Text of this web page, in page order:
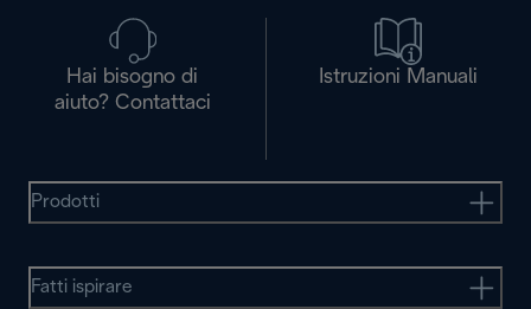
Hai bisogno di
aiuto? Contattaci
Istruzioni Manuali
Prodotti
Fatti ispirare